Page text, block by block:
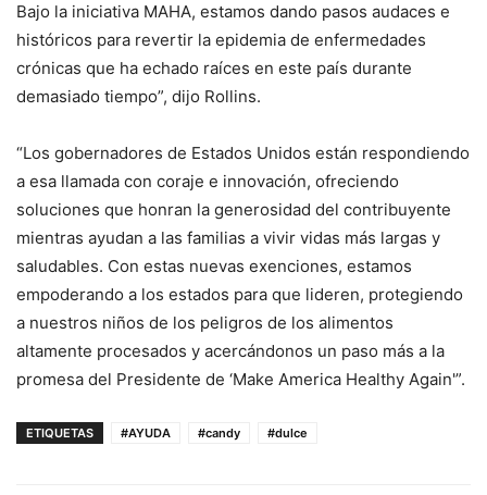
Bajo la iniciativa MAHA, estamos dando pasos audaces e
históricos para revertir la epidemia de enfermedades
crónicas que ha echado raíces en este país durante
demasiado tiempo”, dijo Rollins.
“Los gobernadores de Estados Unidos están respondiendo
a esa llamada con coraje e innovación, ofreciendo
soluciones que honran la generosidad del contribuyente
mientras ayudan a las familias a vivir vidas más largas y
saludables. Con estas nuevas exenciones, estamos
empoderando a los estados para que lideren, protegiendo
a nuestros niños de los peligros de los alimentos
altamente procesados y acercándonos un paso más a la
promesa del Presidente de ‘Make America Healthy Again'”.
ETIQUETAS #AYUDA #candy #dulce